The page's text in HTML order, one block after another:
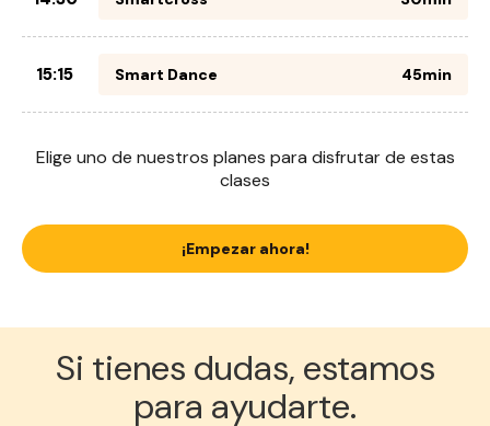
15:15 Smart Dance 45min
Elige uno de nuestros planes para disfrutar de estas
clases
¡Empezar ahora!
Si tienes dudas, estamos
para ayudarte.